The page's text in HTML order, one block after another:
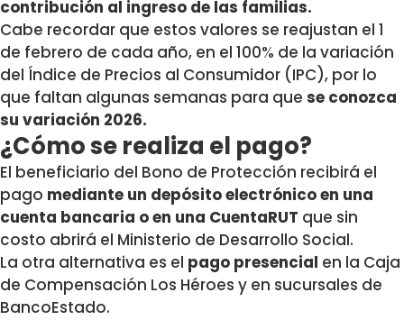
contribución al ingreso de las familias.
Cabe recordar que estos valores se reajustan el 1
de febrero de cada año, en el 100% de la variación
del Índice de Precios al Consumidor (IPC), por lo
que faltan algunas semanas para que se conozca
su variación 2026.
¿Cómo se realiza el pago?
El beneficiario del Bono de Protección recibirá el
pago mediante un depósito electrónico en una
cuenta bancaria o en una CuentaRUT que sin
costo abrirá el Ministerio de Desarrollo Social.
La otra alternativa es el pago presencial en la Caja
de Compensación Los Héroes y en sucursales de
BancoEstado.